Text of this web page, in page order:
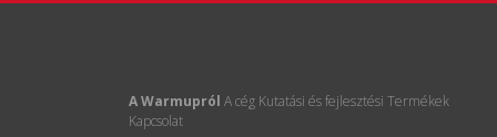
A Warmupról A cég Kutatási és fejlesztési Termékek
Kapcsolat